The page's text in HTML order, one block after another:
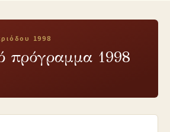
1998
πρόγραμμα 1998